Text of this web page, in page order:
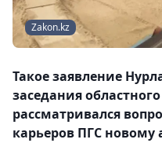
Zakon.kz
Такое заявление
заседания
рассматривался
карьеров ПГС новому